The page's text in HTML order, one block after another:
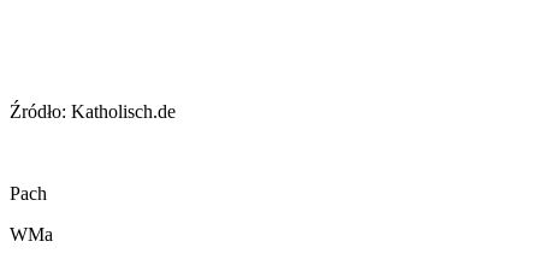
Źródło: Katholisch.de
Pach
WMa